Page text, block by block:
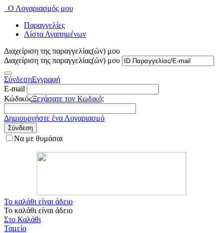
Ο Λογαριασμός μου
Παραγγελίες
Λίστα Αγαπημένων
Διαχείριση της παραγγελίας(ών) μου
Διαχείριση της παραγγελίας(ών) μου
ΣύνδεσηΕγγραφή
E-mail
ΚώδικόςΞεχάσατε τον Κωδικό;
Δημιουργήστε ένα Λογαριασμό
Σύνδεση
Να με θυμάσαι
Το καλάθι είναι άδειο
Το καλάθι είναι άδειο
Στο Καλάθι
Ταμείο